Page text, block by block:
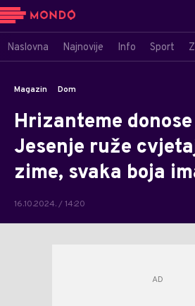
Naslovna Najnovije Info Sport
Magazin Dom
Hrizanteme
Jesenje ruže
zime, svaka boja
16.10.2024. / 14:20